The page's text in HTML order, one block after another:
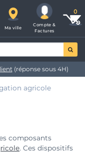
Ma ville
Compte &
Factures
(réponse sous 4H)
agricole
composants
. Ces dispositifs